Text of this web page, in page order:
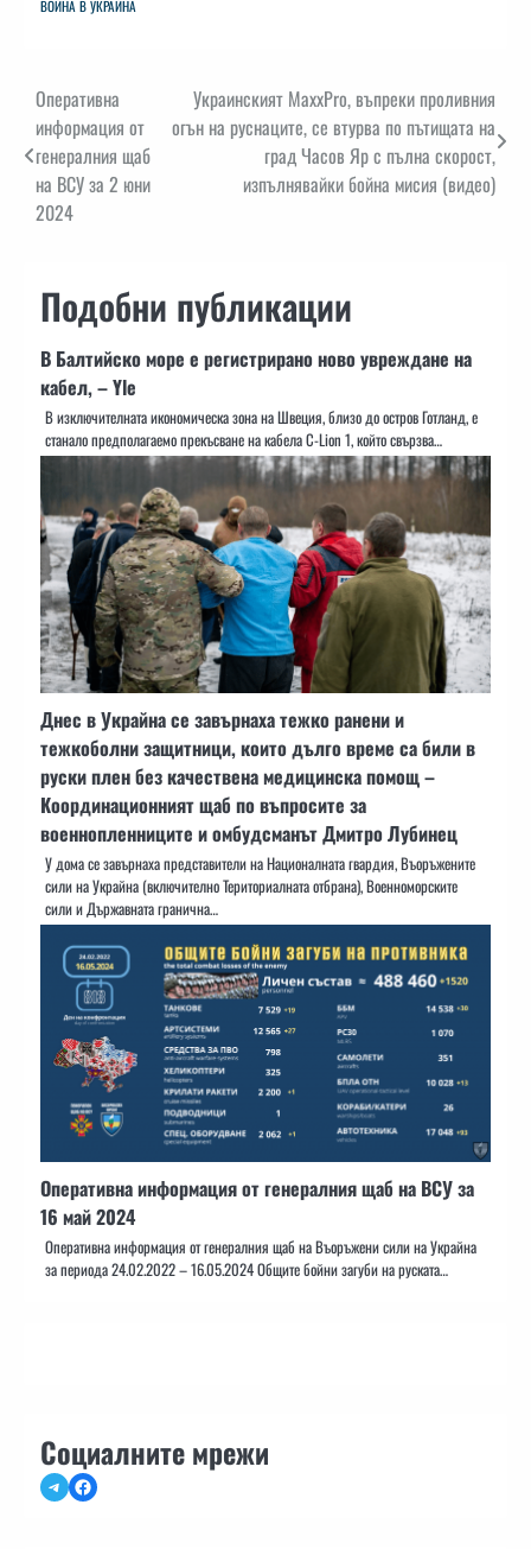
ВОЙНА В УКРАЙНА
Навигация
Оперативна
информация от
генералния щаб
на ВСУ за 2 юни
2024
Украинският MaxxPro, въпреки проливния
огън на руснаците, се втурва по пътищата на
град Часов Яр с пълна скорост,
изпълнявайки бойна мисия (видео)
Подобни публикации
В Балтийско море е регистрирано ново увреждане на
кабел, – Yle
В изключителната икономическа зона на Швеция, близо до остров Готланд, е
станало предполагаемо прекъсване на кабела C-Lion 1, който свързва…
Днес в Украйна се завърнаха тежко ранени и
тежкоболни защитници, които дълго време са били в
руски плен без качествена медицинска помощ –
Координационният щаб по въпросите за
военнопленниците и омбудсманът Дмитро Лубинец
У дома се завърнаха представители на Националната гвардия, Въоръжените
сили на Украйна (включително Териториалната отбрана), Военноморските
сили и Държавната гранична…
Оперативна информация от генералния щаб на ВСУ за
16 май 2024
Оперативна информация от генералния щаб на Въоръжени сили на Украйна
за периода 24.02.2022 – 16.05.2024 Общите бойни загуби на руската…
Социалните мрежи
TelegramFacebook